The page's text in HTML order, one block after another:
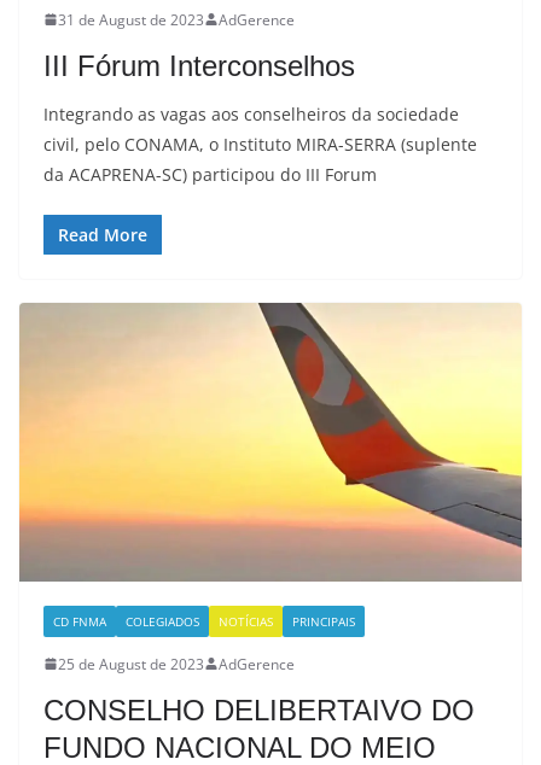
31 de August de 2023 AdGerence
III Fórum Interconselhos
Integrando as vagas aos conselheiros da sociedade
civil, pelo CONAMA, o Instituto MIRA-SERRA (suplente
da ACAPRENA-SC) participou do III Forum
Read More
CD FNMA COLEGIADOS NOTÍCIAS PRINCIPAIS
25 de August de 2023 AdGerence
CONSELHO DELIBERTAIVO DO
FUNDO NACIONAL DO MEIO